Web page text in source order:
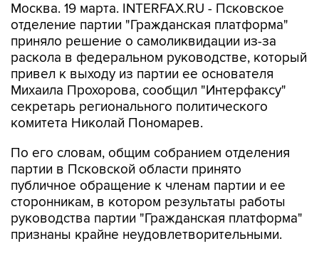
Москва. 19 марта. INTERFAX.RU - Псковское
отделение партии "Гражданская платформа"
приняло решение о самоликвидации из-за
раскола в федеральном руководстве, который
привел к выходу из партии ее основателя
Михаила Прохорова, сообщил "Интерфаксу"
секретарь регионального политического
комитета Николай Пономарев.
По его словам, общим собранием отделения
партии в Псковской области принято
публичное обращение к членам партии и ее
сторонникам, в котором результаты работы
руководства партии "Гражданская платформа"
признаны крайне неудовлетворительными.